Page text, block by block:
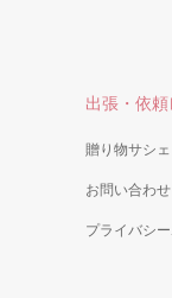
出張・依
贈り物サシ
お問い合わせ
プライバシ